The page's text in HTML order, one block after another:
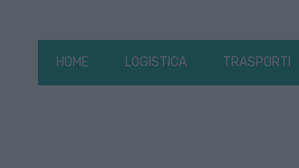
HOME LOGISTICA TRASPORTI